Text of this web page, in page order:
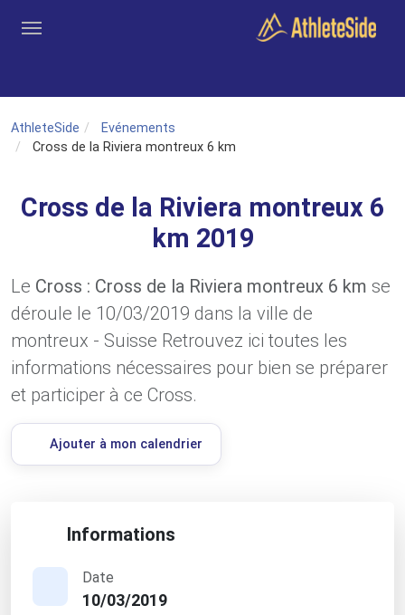
AthleteSide
Evénements
Cross de la Riviera montreux 6 km
Cross de la Riviera montreux 6
km 2019
Le Cross : Cross de la Riviera montreux 6 km se
déroule le 10/03/2019 dans la ville de
montreux - Suisse Retrouvez ici toutes les
informations nécessaires pour bien se préparer
et participer à ce Cross.
Ajouter à mon calendrier
Informations
Date
10/03/2019